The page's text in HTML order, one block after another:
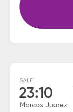
SALE
23:10
Marcos Juarez